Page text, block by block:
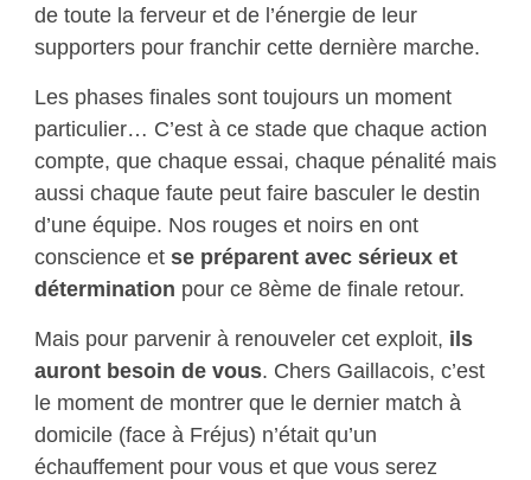
de toute la ferveur et de l’énergie de leur
supporters pour franchir cette dernière marche.
Les phases finales sont toujours un moment
particulier… C’est à ce stade que chaque action
compte, que chaque essai, chaque pénalité mais
aussi chaque faute peut faire basculer le destin
d’une équipe. Nos rouges et noirs en ont
conscience et se préparent avec sérieux et
détermination pour ce 8ème de finale retour.
Mais pour parvenir à renouveler cet exploit, ils
auront besoin de vous. Chers Gaillacois, c’est
le moment de montrer que le dernier match à
domicile (face à Fréjus) n’était qu’un
échauffement pour vous et que vous serez